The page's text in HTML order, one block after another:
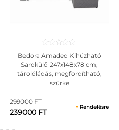
Bedora Amadeo Kihúzható
Sarokülő 247x148x78 cm,
tárolóládás, megfordítható,
szürke
299000 FT
239000 FT
Rendelésre